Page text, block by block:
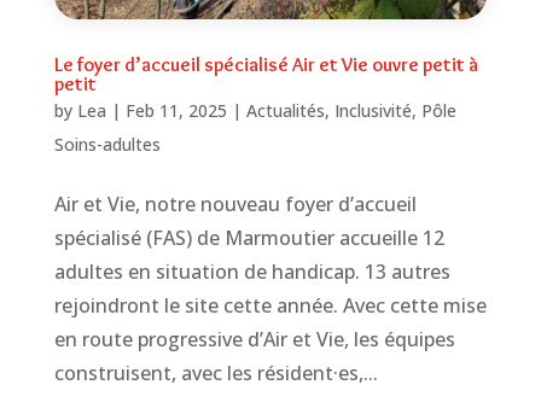
Le foyer d’accueil spécialisé Air et Vie ouvre petit à
petit
by Lea | Feb 11, 2025 | Actualités, Inclusivité, Pôle
Soins-adultes
Air et Vie, notre nouveau foyer d’accueil
spécialisé (FAS) de Marmoutier accueille 12
adultes en situation de handicap. 13 autres
rejoindront le site cette année. Avec cette mise
en route progressive d’Air et Vie, les équipes
construisent, avec les résident·es,...